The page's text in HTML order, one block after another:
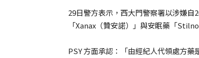
29日警方表示，西大門警察署以涉嫌
「Xanax（贊安諾）」與安眠藥「
PSY 方面承認：「由經紀人代領處方